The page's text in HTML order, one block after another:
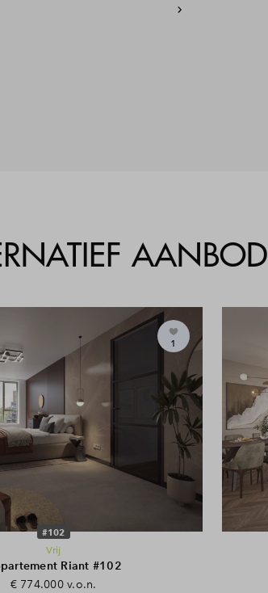
04 2024
D.D. 27 12 2023
AANBOD
1
#102
Vrij
Riant #102
€ 774.000 v.o.n.